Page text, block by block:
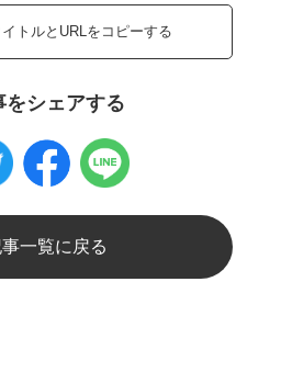
トルとURLをコピーする
をシェアする
一覧に戻る